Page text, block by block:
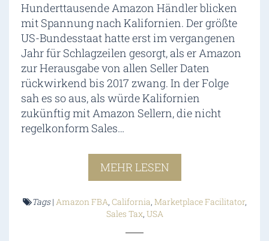
Hunderttausende Amazon Händler blicken
mit Spannung nach Kalifornien. Der größte
US-Bundesstaat hatte erst im vergangenen
Jahr für Schlagzeilen gesorgt, als er Amazon
zur Herausgabe von allen Seller Daten
rückwirkend bis 2017 zwang. In der Folge
sah es so aus, als würde Kalifornien
zukünftig mit Amazon Sellern, die nicht
regelkonform Sales…
MEHR LESEN
Tags| Amazon FBA, California, Marketplace Facilitator,
Sales Tax, USA